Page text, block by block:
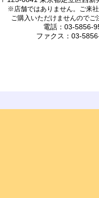
※店舗ではありません。ご来
ご購入いただけませんのでご
電話：03-5856-
ファクス：03-